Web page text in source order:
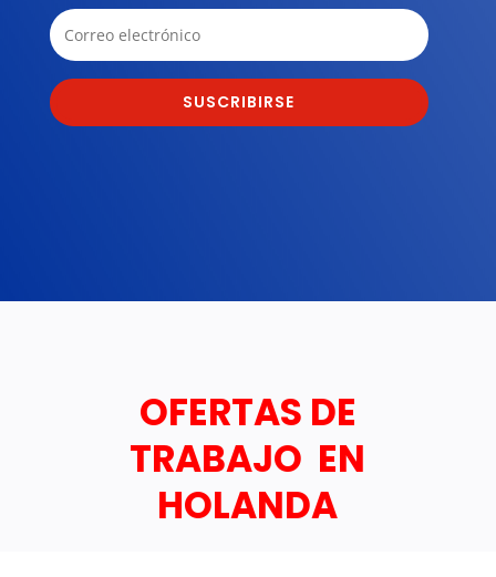
SUSCRIBIRSE
OFERTAS DE
TRABAJO EN
HOLANDA